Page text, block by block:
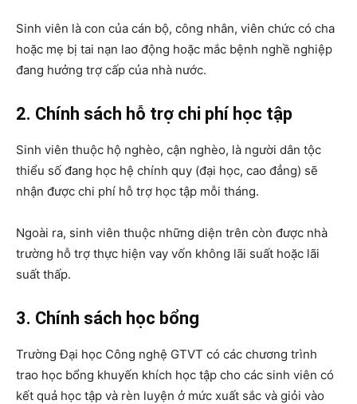
Sinh viên là con của cán bộ, công nhân, viên chức có cha
hoặc mẹ bị tai nạn lao động hoặc mắc bệnh nghề nghiệp
đang hưởng trợ cấp của nhà nước.
2. Chính sách hỗ trợ chi phí học tập
Sinh viên thuộc hộ nghèo, cận nghèo, là người dân tộc
thiểu số đang học hệ chính quy (đại học, cao đẳng) sẽ
nhận được chi phí hỗ trợ học tập mỗi tháng.
Ngoài ra, sinh viên thuộc những diện trên còn được nhà
trường hỗ trợ thực hiện vay vốn không lãi suất hoặc lãi
suất thấp.
3. Chính sách học bổng
Trường Đại học Công nghệ GTVT có các chương trình
trao học bổng khuyến khích học tập cho các sinh viên có
kết quả học tập và rèn luyện ở mức xuất sắc và giỏi vào